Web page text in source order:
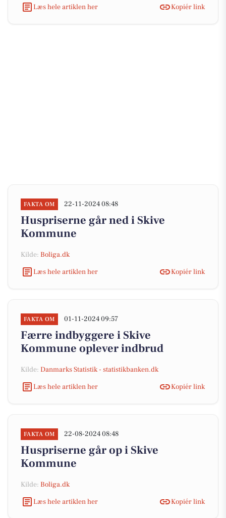
Læs hele artiklen her Kopiér link
FAKTA OM 22-11-2024 08:48
Huspriserne går ned i Skive
Kommune
Kilde: Boliga.dk
Læs hele artiklen her
Kopiér link
FAKTA OM 01-11-2024 09:57
Færre indbyggere i Skive
Kommune oplever indbrud
Kilde: Danmarks Statistik - statistikbanken.dk
Læs hele artiklen her
Kopiér link
FAKTA OM 22-08-2024 08:48
Huspriserne går op i Skive
Kommune
Kilde: Boliga.dk
Læs hele artiklen her
Kopiér link